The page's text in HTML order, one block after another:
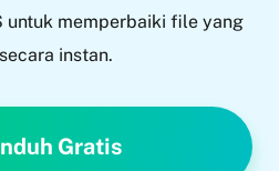
untuk memperbaiki file yang
instan.
Gratis